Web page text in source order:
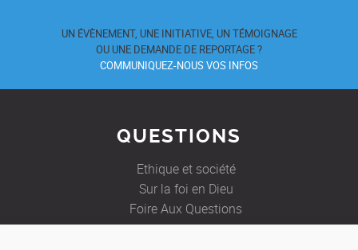
UN ÉVÈNEMENT, UNE INITIATIVE, UN TÉMOIGNAGE
OU UNE DEMANDE DE REPORTAGE ?
COMMUNIQUEZ-NOUS VOS INFOS
QUESTIONS
Ethique et société
Sur la foi en Dieu
Foire Aux Questions